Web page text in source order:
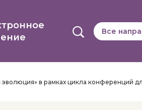
Все
в рамках цикла конференций